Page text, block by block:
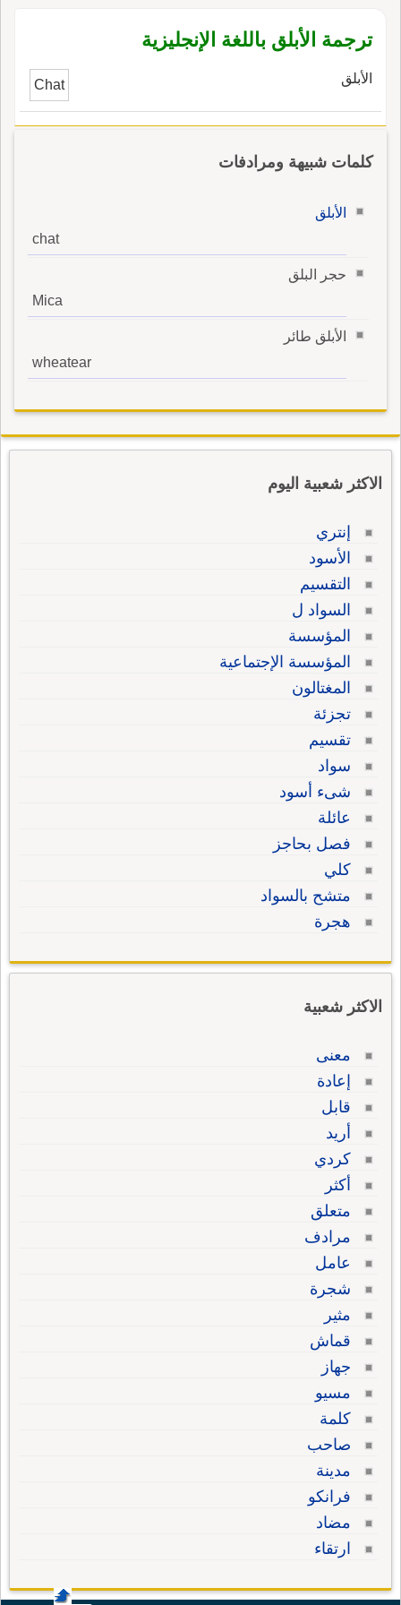
ترجمة الأبلق باللغة الإنجليزية
الأبلق Chat
كلمات شبيهة ومرادفات
الأبلق
chat
حجر البلق
Mica
الأبلق طائر
wheatear
الاكثر شعبية اليوم
إنتري
الأسود
التقسيم
السواد ل
المؤسسة
المؤسسة الإجتماعية
المغتالون
تجزئة
تقسيم
سواد
شىء أسود
عائلة
فصل بحاجز
كلي
متشح بالسواد
هجرة
الاكثر شعبية
معنى
إعادة
قابل
أريد
كردي
أكثر
متعلق
مرادف
عامل
شجرة
مثير
قماش
جهاز
مسيو
كلمة
صاحب
مدينة
فرانكو
مضاد
ارتقاء